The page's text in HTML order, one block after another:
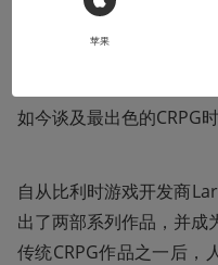
如今谈及最出色的CRPG
自从比利时游戏开发商
出了两部系列作品，并成
传统CRPG作品之一后，
 Sign in with Apple
苹果